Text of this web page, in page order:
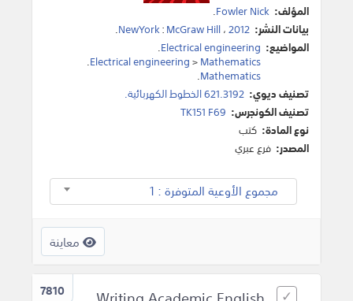
المؤلف: Fowler Nick
.
بيانات النشر:
NewYork:McGraw Hill،2012
.
المواضيع: Electrical engineering
.
Electrical engineering>Mathematics
.
Mathematics
.
تصنيف ديوي: 621.3192 الخطوط الكهربائية.
تصنيف الكونجرس: TK151 F69
نوع المادة: كتب
المصدر: فرع عبري
مجموع الأوعية المتوفرة : 1
معاينة
7810